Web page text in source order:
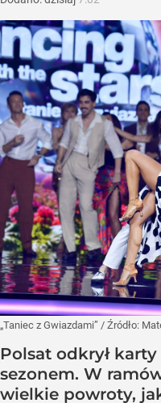
„Taniec z Gwiazdami” / Źródło:
Polsat odkrył
sezonem. W
wielkie powroty,